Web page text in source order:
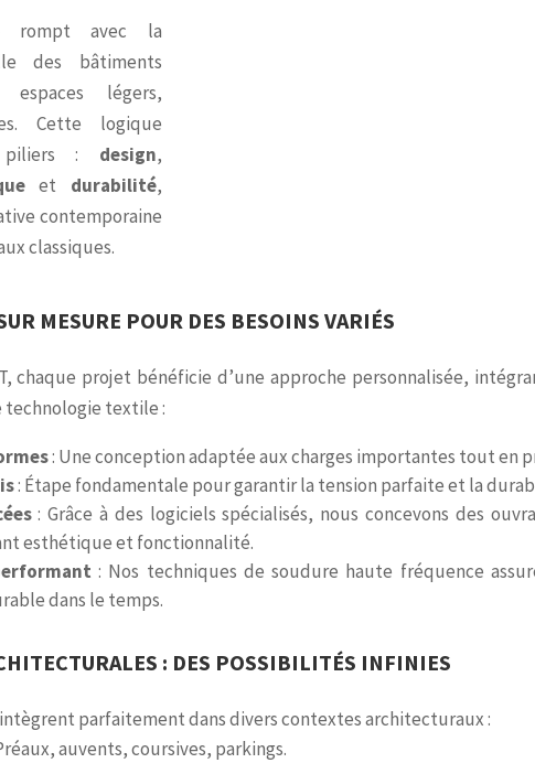
rompt avec la
des bâtiments
légers,
Cette logique
piliers : design,
et durabilité,
contemporaine
classiques.
MESURE POUR DES BESOINS VARIÉS
chaque projet bénéficie d’une approche personnalisée,
technologie textile :
: Une conception adaptée aux charges importantes tout en
: Étape fondamentale pour garantir la tension parfaite et la
: Grâce à des logiciels spécialisés, nous concevons des
esthétique et fonctionnalité.
: Nos techniques de soudure haute fréquence
dans le temps.
: DES POSSIBILITÉS INFINIES
parfaitement dans divers contextes architecturaux :
auvents, coursives, parkings.